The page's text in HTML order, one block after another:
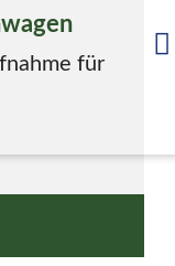
für